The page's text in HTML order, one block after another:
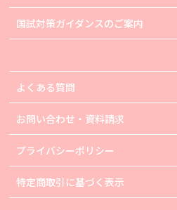
国試対策ガイダンスのご案内
よくある質問
お問い合わせ・資料請求
プライバシーポリシー
特定商取引に基づく表示